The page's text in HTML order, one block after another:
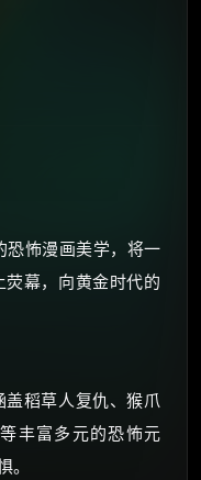
怖漫画美学，将一
幕，向黄金时代的
稻草人复仇、猴爪
丰富多元的恐怖元
。
最低价！
卖红包、
可领。
fi 赐茶